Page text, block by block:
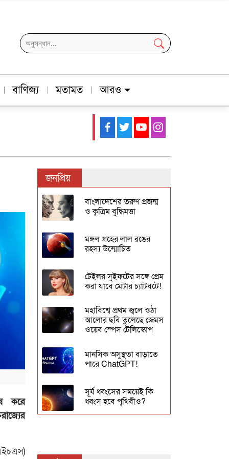
বাণিজ্য মতামত আরও
করে
জনপ্রিয়
বাংলাদেশের তরুণ প্রজন্ম
ও কৃত্রিম বুদ্ধিমত্তা
মঙ্গল গ্রহের লাল রঙের
রহস্য উন্মোচিত
টেইলর সুইফটের সঙ্গে প্রেম
করা যাবে মেটার চ্যাটবটে!
মহাবিশ্বে প্রথম জ্বলে ওঠা
আলোর ছবি তুলেছে জেমস
ওয়েব স্পেস টেলিস্কোপ
মানসিক অসুস্থতা বাড়াতে
পারে ChatGPT!
সূর্য ধ্বংসের সময়েই কি
ধ্বংস হবে পৃথিবীও?